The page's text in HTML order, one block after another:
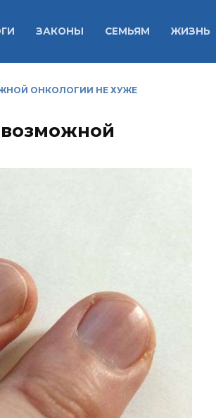
ЗАКОНЫ СЕМЬЯМ ЖИЗНЬ
ОНКОЛОГИИ НЕ ХУЖЕ
возможной